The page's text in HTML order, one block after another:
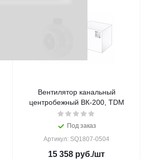
Вентилятор канальный
центробежный ВК-200, TDM
Под заказ
Артикул: SQ1807-0504
15 358 руб./шт